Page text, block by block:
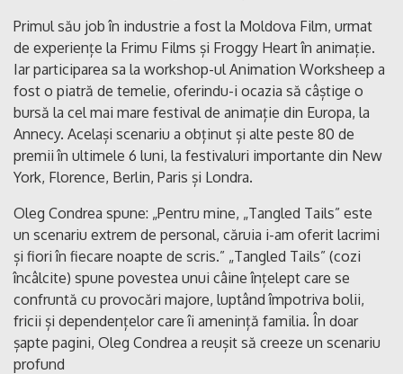
Primul său job în industrie a fost la Moldova Film, urmat
de experiențe la Frimu Films și Froggy Heart în animație.
Iar participarea sa la workshop-ul Animation Worksheep a
fost o piatră de temelie, oferindu-i ocazia să câștige o
bursă la cel mai mare festival de animație din Europa, la
Annecy. Același scenariu a obținut și alte peste 80 de
premii în ultimele 6 luni, la festivaluri importante din New
York, Florence, Berlin, Paris și Londra.
Oleg Condrea spune: „Pentru mine, „Tangled Tails” este
un scenariu extrem de personal, căruia i-am oferit lacrimi
și fiori în fiecare noapte de scris.” „Tangled Tails” (cozi
încâlcite) spune povestea unui câine înțelept care se
confruntă cu provocări majore, luptând împotriva bolii,
fricii și dependențelor care îi amenință familia. În doar
șapte pagini, Oleg Condrea a reușit să creeze un scenariu
profund